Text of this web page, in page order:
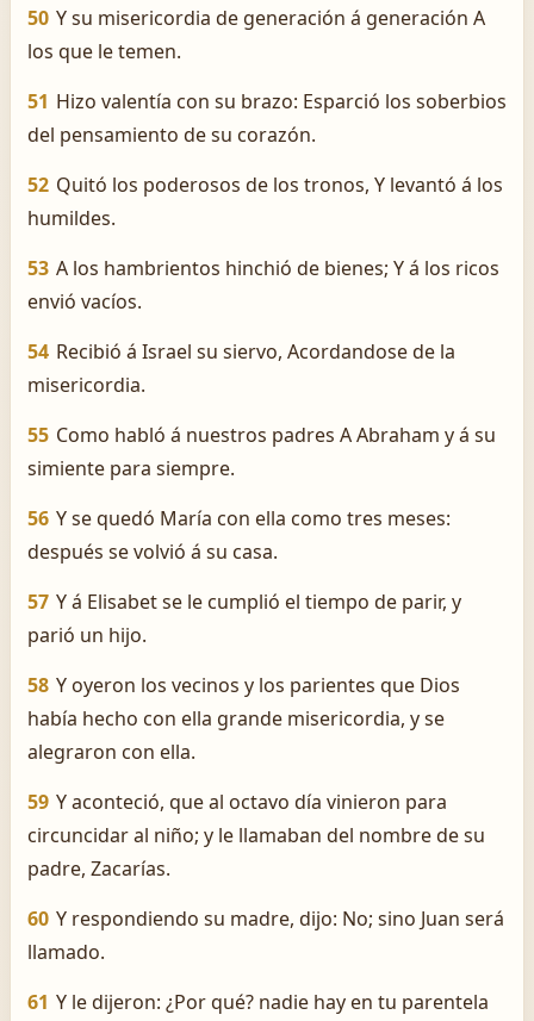
50 Y su misericordia de generación á generación A
los que le temen.
51 Hizo valentía con su brazo: Esparció los soberbios
del pensamiento de su corazón.
52 Quitó los poderosos de los tronos, Y levantó á los
humildes.
53 A los hambrientos hinchió de bienes; Y á los ricos
envió vacíos.
54 Recibió á Israel su siervo, Acordandose de la
misericordia.
55 Como habló á nuestros padres A Abraham y á su
simiente para siempre.
56 Y se quedó María con ella como tres meses:
después se volvió á su casa.
57 Y á Elisabet se le cumplió el tiempo de parir, y
parió un hijo.
58 Y oyeron los vecinos y los parientes que Dios
había hecho con ella grande misericordia, y se
alegraron con ella.
59 Y aconteció, que al octavo día vinieron para
circuncidar al niño; y le llamaban del nombre de su
padre, Zacarías.
60 Y respondiendo su madre, dijo: No; sino Juan será
llamado.
61 Y le dijeron: ¿Por qué? nadie hay en tu parentela